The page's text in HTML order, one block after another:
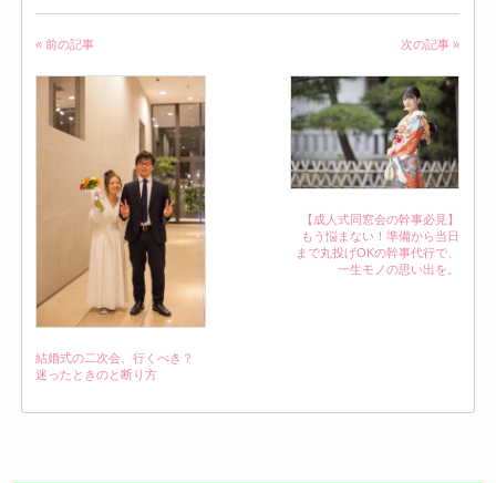
« 前の記事
結婚式の二次会、行くべき？
迷ったときのと断り方
次の記事 »
【成人式同窓会の幹事必見】
もう悩まない！準備から当日
まで丸投げOKの幹事代行で、
一生モノの思い出を。